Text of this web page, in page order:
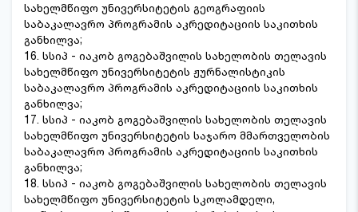
სახელმწიფო უნივერსიტეტის გეოგრაფიის
საბაკალავრო პროგრამის აკრედიტაციის საკითხის
განხილვა;
16. სსიპ - იაკობ გოგებაშვილის სახელობის თელავის
სახელმწიფო უნივერსიტეტის ჟურნალისტიკის
საბაკალავრო პროგრამის აკრედიტაციის საკითხის
განხილვა;
17. სსიპ - იაკობ გოგებაშვილის სახელობის თელავის
სახელმწიფო უნივერსიტეტის საჯარო მმართველობის
საბაკალავრო პროგრამის აკრედიტაციის საკითხის
განხილვა;
18. სსიპ - იაკობ გოგებაშვილის სახელობის თელავის
სახელმწიფო უნივერსიტეტის სკოლამდელი,